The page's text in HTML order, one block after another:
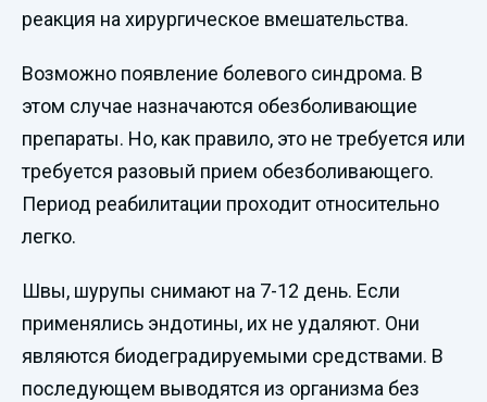
реакция на хирургическое вмешательства.
Возможно появление болевого синдрома. В
этом случае назначаются обезболивающие
препараты. Но, как правило, это не требуется или
требуется разовый прием обезболивающего.
Период реабилитации проходит относительно
легко.
Швы, шурупы снимают на 7-12 день. Если
применялись эндотины, их не удаляют. Они
являются биодеградируемыми средствами. В
последующем выводятся из организма без